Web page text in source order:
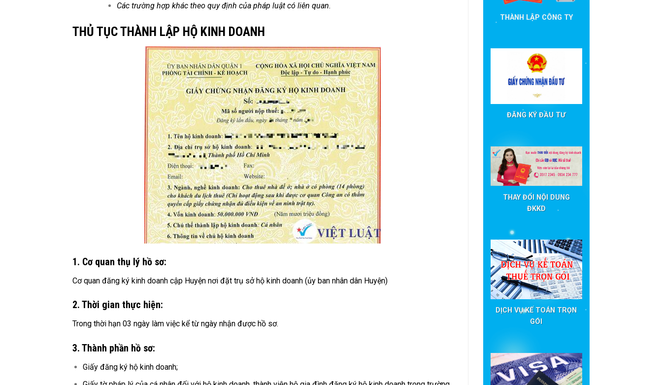
Các trường hợp khác theo quy định của pháp luật có liên quan.
THỦ TỤC THÀNH LẬP HỘ KINH DOANH
1. Cơ quan thụ lý hồ sơ:
Cơ quan đăng ký kinh doanh cập Huyện nơi đặt trụ sở hộ kinh doanh (ủy ban nhân dân Huyện)
2. Thời gian thực hiện:
Trong thời hạn 03 ngày làm việc kể từ ngày nhận được hồ sơ.
3. Thành phần hồ sơ:
Giấy đăng ký hộ kinh doanh;
THÀNH LẬP CÔNG TY
ĐĂNG KÝ ĐẦU TƯ
THAY ĐỔI NỘI DUNG
ĐKKD
DỊCH VỤ KẾ TOÁN TRỌN
GÓI